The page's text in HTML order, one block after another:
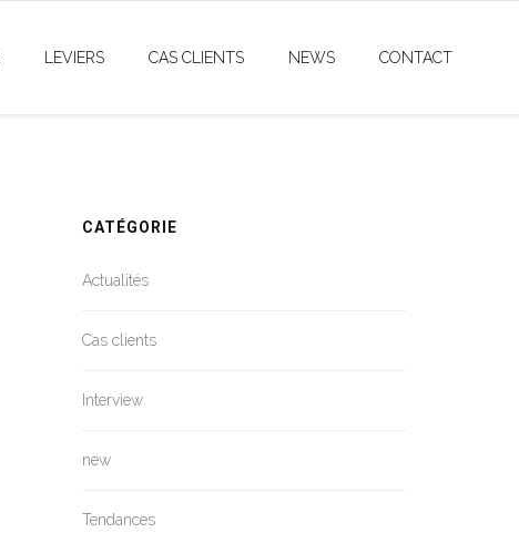
LEVIERS CAS CLIENTS NEWS CONTACT
CATÉGORIE
Actualités
Cas clients
Interview
new
Tendances